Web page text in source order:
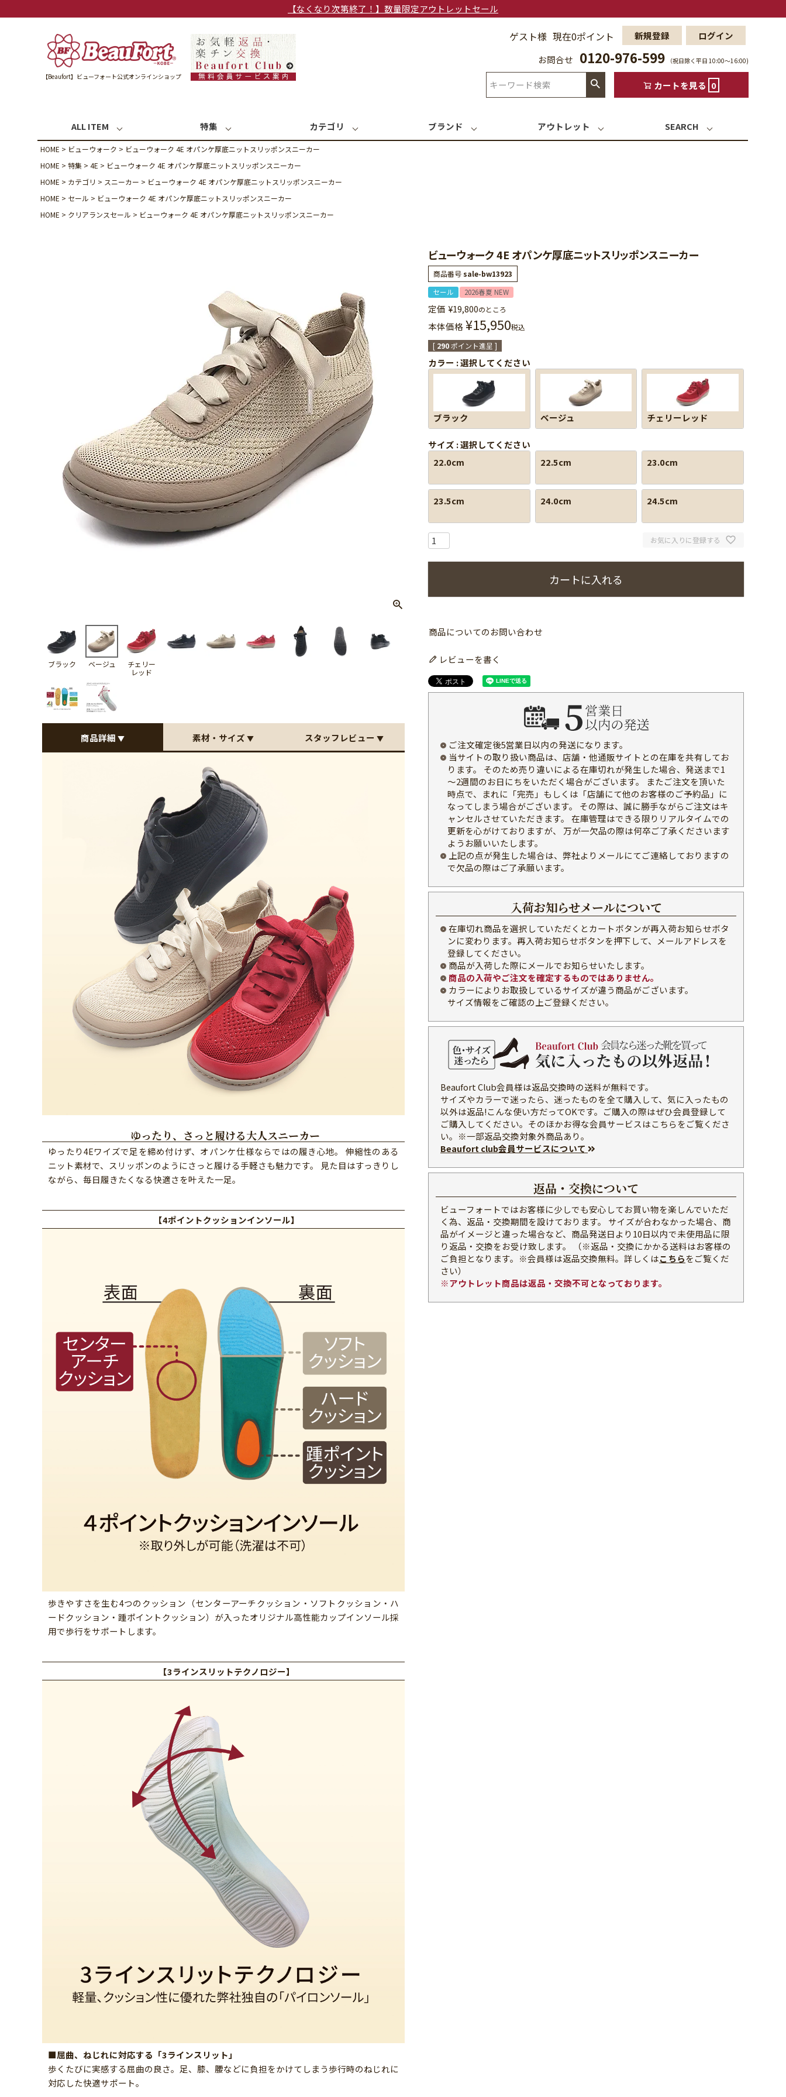
【なくなり次第終了！】数量限定アウトレットセール
【Beaufort】ビューフォート公式オンラインショップ
ゲスト様 現在0ポイント 新規登録
ログイン
お問合せ
0120-976-599 （祝日除く平日 10:00〜16:00)
カートを見る 0
検索
ALL ITEM 特集 カテゴリ ブランド アウトレット SEARCH
HOME ビューウォーク
ビューウォーク 4E オパンケ厚底ニットスリッポンスニーカー
HOME
特集 4E
ビューウォーク 4E オパンケ厚底ニットスリッポンスニーカー
HOME
カテゴリ スニーカー
ビューウォーク 4E オパンケ厚底ニットスリッポンスニーカー
HOME
セール
ビューウォーク 4E オパンケ厚底ニットスリッポンスニーカー
HOME
クリアランスセール ビューウォーク 4E オパンケ厚底ニットスリッポンスニーカー
ブラック ベージュ
チェリー
レッド
商品詳細 ▼ 素材・サイズ▼ スタッフレビュー▼
ゆったり、さっと履ける大人スニーカー
ゆったり4Eワイズで足を締め付けず、オパンケ仕様ならではの履き心地。 伸縮性のある
ニット素材で、スリッポンのようにさっと履ける手軽さも魅力です。 見た目はすっきりし
ながら、毎日履きたくなる快適さを叶えた一足。
【4ポイントクッションインソール】
歩きやすさを生む4つのクッション（センターアーチクッション・ソフトクッション・ハ
ードクッション・踵ポイントクッション）が入ったオリジナル高性能カップインソール採
用で歩行をサポートします。
【3ラインスリットテクノロジー】
■屈曲、ねじれに対応する「3ラインスリット」
歩くたびに実感する屈曲の良さ。足、膝、腰などに負担をかけてしまう歩行時のねじれに
対応した快適サポート。
ビューウォーク 4E オパンケ厚底ニットスリッポンスニーカー
商品番号sale-bw13923
セール 2026春夏 NEW
定価 ¥19,800のところ
本体価格¥15,950税込
[ 290ポイント進呈 ]
カラー 選択してください
ブラック ベージュ チェリーレッド
サイズ 選択してください
22.0cm
22.5cm 23.0cm
23.5cm 24.0cm 24.5cm
お気に入りに登録する
カートに入れる
商品についてのお問い合わせ
レビューを書く
ご注文確定後5営業日以内の発送になります。
当サイトの取り扱い商品は、店舗・他通販サイトとの在庫を共有してお
ります。 そのため売り違いによる在庫切れが発生した場合、発送まで1
～2週間のお日にちをいただく場合がございます。 またご注文を頂いた
時点で、まれに「完売」もしくは「店舗にて他のお客様のご予約品」に
なってしまう場合がございます。 その際は、誠に勝手ながらご注文はキ
ャンセルさせていただきます。 在庫管理はできる限りリアルタイムでの
更新を心がけておりますが、 万が一欠品の際は何卒ご了承くださいます
ようお願いいたします。
上記の点が発生した場合は、弊社よりメールにてご連絡しておりますの
で欠品の際はご了承願います。
入荷お知らせメールについて
在庫切れ商品を選択していただくとカートボタンが再入荷お知らせボタ
ンに変わります。再入荷お知らせボタンを押下して、メールアドレスを
登録してください。
商品が入荷した際にメールでお知らせいたします。
商品の入荷やご注文を確定するものではありません。
カラーによりお取扱しているサイズが違う商品がございます。
サイズ情報をご確認の上ご登録ください。
Beaufort Club会員様は返品交換時の送料が無料です。
サイズやカラーで迷ったら、迷ったものを全て購入して、気に入ったもの
以外は返品!こんな使い方だってOKです。ご購入の際はぜひ会員登録して
ご購入してください。そのほかお得な会員サービスはこちらをご覧くださ
い。※一部返品交換対象外商品あり。
Beaufort club会員サービスについて
返品・交換について
ビューフォートではお客様に少しでも安心してお買い物を楽しんでいただ
く為、返品・交換期間を設けております。 サイズが合わなかった場合、商
品がイメージと違った場合など、商品発送日より10日以内で未使用品に限
り返品・交換をお受け致します。 （※返品・交換にかかる送料はお客様の
ご負担となります。※会員様は返品交換無料。詳しくはこちらをご覧くだ
さい）
※アウトレット商品は返品・交換不可となっております。